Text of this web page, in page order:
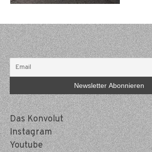
Das Konvolut
Instagram
Youtube